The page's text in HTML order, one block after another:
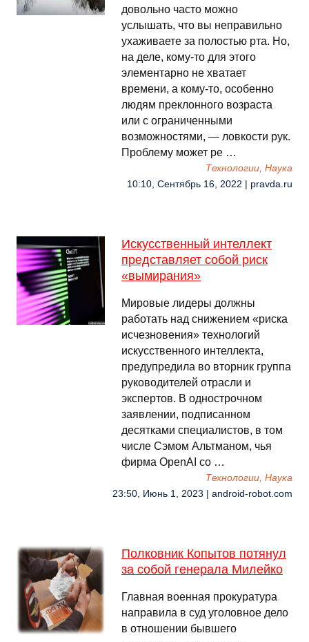
довольно часто можно
услышать, что вы неправильно
ухаживаете за полостью рта. Но,
на деле, кому-то для этого
элементарно не хватает
времени, а кому-то, особенно
людям преклонного возраста
или с ограниченными
возможностями, — ловкости рук.
Проблему может ре …
Технологии, Наука
10:10, Сентябрь 16, 2022 | pravda.ru
Искусственный интеллект
представляет собой риск
«вымирания»
Мировые лидеры должны
работать над снижением «риска
исчезновения» технологий
искусственного интеллекта,
предупредила во вторник группа
руководителей отрасли и
экспертов. В однострочном
заявлении, подписанном
десятками специалистов, в том
числе Сэмом Альтманом, чья
фирма OpenAI со …
Технологии, Наука
23:50, Июнь 1, 2023 | android-robot.com
Полковник Копытов потянул
за собой генерала Милейко
Главная военная прокуратура
направила в суд уголовное дело
в отношении бывшего